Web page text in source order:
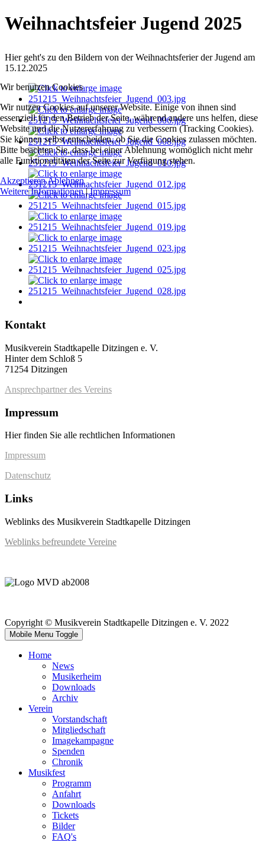
Weihnachtsfeier Jugend 2025
Hier geht's zu den Bildern von der Weihnachtsferier der Jugend am
15.12.2025
Kontakt
Musikverein Stadtkapelle Ditzingen e. V.
Hinter dem Schloß 5
71254 Ditzingen
Ansprechpartner des Vereins
Impressum
Hier finden Sie alle rechtlichen Informationen
Impressum
Datenschutz
Links
Weblinks des Musikverein Stadtkapelle Ditzingen
Weblinks befreundete Vereine
Copyright © Musikverein Stadtkapelle Ditzingen e. V. 2022
Mobile Menu Toggle
Home
News
Musikerheim
Downloads
Archiv
Verein
Vorstandschaft
Mitgliedschaft
Imagekampagne
Spenden
Chronik
Musikfest
Programm
Anfahrt
Downloads
Tickets
Bilder
FAQ's
Wir benutzen Cookies
Wir nutzen Cookies auf unserer Website. Einige von ihnen sind
essenziell für den Betrieb der Seite, während andere uns helfen, diese
Website und die Nutzererfahrung zu verbessern (Tracking Cookies).
Sie können selbst entscheiden, ob Sie die Cookies zulassen möchten.
Bitte beachten Sie, dass bei einer Ablehnung womöglich nicht mehr
alle Funktionalitäten der Seite zur Verfügung stehen.
AkzeptierenAblehnen
Weitere Informationen|Impressum